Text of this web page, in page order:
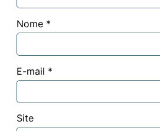
Nome *
E-mail *
Site